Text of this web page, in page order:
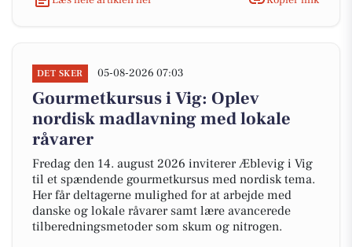
DET SKER 05-08-2026 07:03
Gourmetkursus i Vig: Oplev
nordisk madlavning med lokale
råvarer
Fredag den 14. august 2026 inviterer Æblevig i Vig
til et spændende gourmetkursus med nordisk tema.
Her får deltagerne mulighed for at arbejde med
danske og lokale råvarer samt lære avancerede
tilberedningsmetoder som skum og nitrogen.